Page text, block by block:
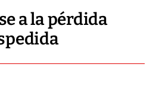
a la pérdida